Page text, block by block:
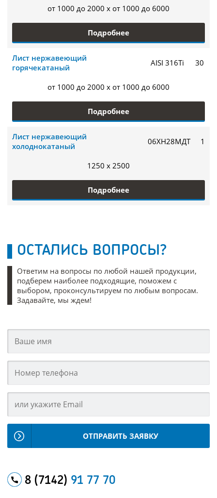
от 1000 до 2000 x от 1000 до 6000
Подробнее
Лист нержавеющий
горячекатаный
AISI 316Ti 30
от 1000 до 2000 x от 1000 до 6000
Подробнее
Лист нержавеющий
холоднокатаный
06ХН28МДТ 1
1250 x 2500
Подробнее
ОСТАЛИСЬ ВОПРОСЫ?
Ответим на вопросы по любой нашей продукции,
подберем наиболее подходящие, поможем с
выбором, проконсультируем по любым вопросам.
Задавайте, мы ждем!
ОТПРАВИТЬ ЗАЯВКУ
8 (7142) 91 77 70